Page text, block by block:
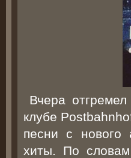
Вчера
клубе
песни с нового
хиты. По